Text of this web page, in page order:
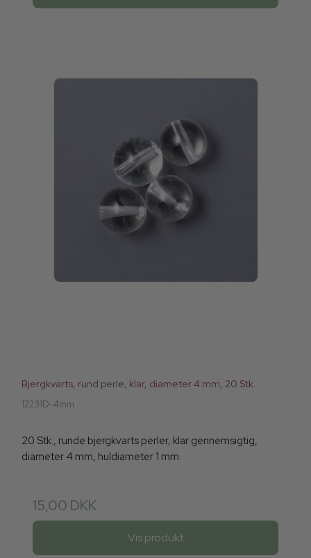
Bjergkvarts, rund perle, klar, diameter 4 mm, 20 Stk.
12231D-4mm
20 Stk., runde bjergkvarts perler, klar gennemsigtig,
diameter 4 mm, huldiameter 1 mm.
15,00 DKK
Vis produkt